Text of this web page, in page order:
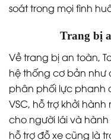
soát trong mọi tình
Trang bị
Về trang bị an toàn,
hệ thống cơ bản như
phân phối lực phanh
VSC, hỗ trợ khởi
cho người lái và
hỗ trợ đỗ xe cũng là